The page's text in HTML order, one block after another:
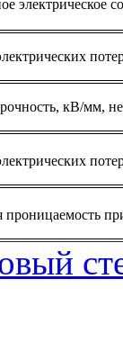
электрическое
кВ/мм,
проницаемость